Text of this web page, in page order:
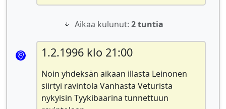
Aikaa kulunut: 2 tuntia
1.2.1996 klo 21:00
Noin yhdeksän aikaan illasta Leinonen
siirtyi ravintola Vanhasta Veturista
nykyisin Tyykibaarina tunnettuun